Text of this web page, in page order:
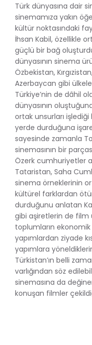
Türk dünyasına dair
sinemamıza yakın
kültür noktasındaki
İhsan Kabil, özellikle
güçlü bir bağ
dünyasının sinema
Özbekistan,
Azerbaycan gibi
Türkiye’nin de dâhil
dünyasının
ortak unsurları
yerde durduğuna
sayesinde zamanla
sinemasının bir
Özerk cumhuriyetler
Tataristan, Saha
sinema örneklerinin
kültürel farklardan
durduğunu anlatan
gibi aşiretlerin de
toplumların
yapımlardan ziyade
yapımlara
Türkistan’ın belli
varlığından söz
sinemasına da
konuşan filmler